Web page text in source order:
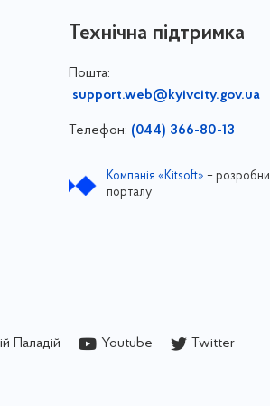
Технічна підтримка
Пошта:
support.web@kyivcity.gov.ua
Телефон: (044) 366-80-13
Компанія «Kitsoft» –
порталу
Паладій Youtube Twitter